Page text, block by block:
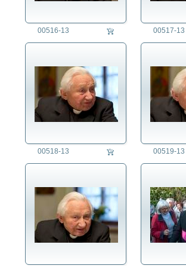
00516-13 00517-13
00518-13 00519-13